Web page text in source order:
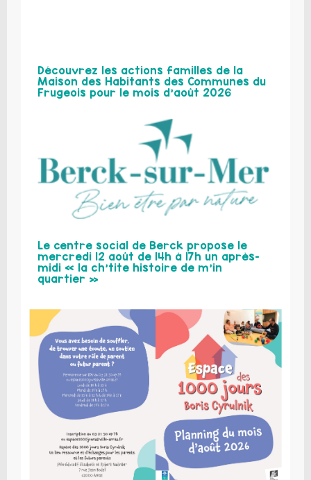
Découvrez les actions familles de la
Maison des Habitants des Communes du
Frugeois pour le mois d’août 2026
Le centre social de Berck propose le
mercredi 12 août de 14h à 17h un après-
midi « la ch’tite histoire de m’in
quartier »